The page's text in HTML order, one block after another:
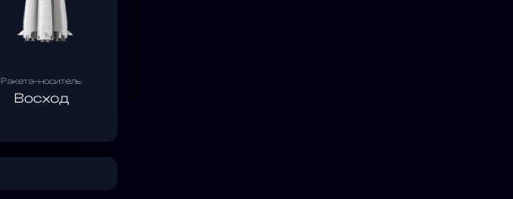
Ракета-носитель
Восход